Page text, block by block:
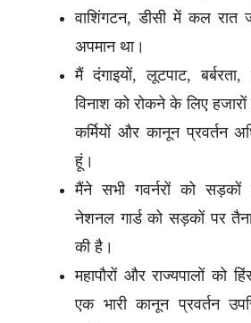
वाशिंगटन, डीसी में कल
अपमान था।
मैं दंगाइयों, लूटपाट,
विनाश को रोकने के लिए
कर्मियों और कानून प्रवर्तन
हूं।
मैंने सभी गवर्नरों को
नेशनल गार्ड को सड़कों पर
की है।
महापौरों और राज्यपालों को
एक भारी कानून प्रवर्तन